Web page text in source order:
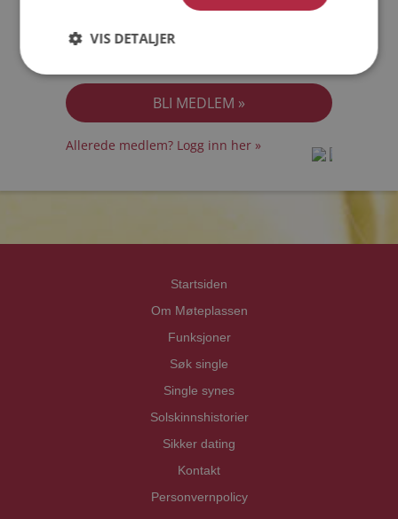
Jeg akseptererMedlemsvilkårene
Allerede medlem? Logg inn her »
Startsiden
Om Møteplassen
Funksjoner
Søk single
Single synes
Solskinnshistorier
Sikker dating
Kontakt
Personvernpolicy
VIS DETALJER